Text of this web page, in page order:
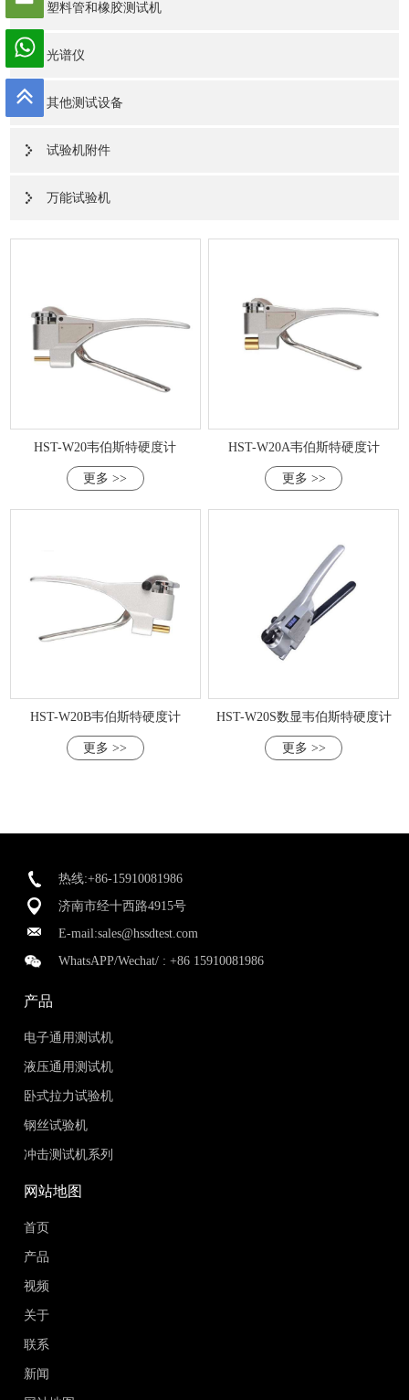
塑料管和橡胶测试机
光谱仪
其他测试设备
试验机附件
万能试验机
HST-W20韦伯斯特硬度计
更多 >>
HST-W20A韦伯斯特硬度计
更多 >>
HST-W20B韦伯斯特硬度计
更多 >>
HST-W20S数显韦伯斯特硬度计
更多 >>
热线:+86-15910081986
济南市经十西路4915号
E-mail:sales@hssdtest.com
WhatsAPP/Wechat/ :+86 15910081986
产品
电子通用测试机
液压通用测试机
卧式拉力试验机
钢丝试验机
冲击测试机系列
网站地图
首页
产品
视频
关于
联系
新闻